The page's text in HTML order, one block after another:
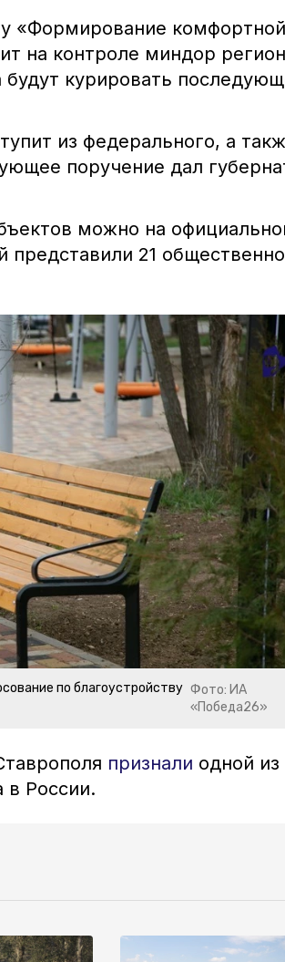
«Формирование комфортной
на контроле миндор
курировать
из федерального, а
поручение дал
можно на
представили 21
по благоустройству Фото: ИА
«Победа26»
признали одной из
в России.